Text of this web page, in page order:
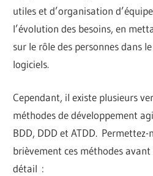
utiles et d’organisation
l’évolution des besoins, en
sur le rôle des personnes dans
logiciels.
Cependant, il existe plusieurs
méthodes de développement
BDD, DDD et ATDD.
brièvement ces méthodes avant
détail :